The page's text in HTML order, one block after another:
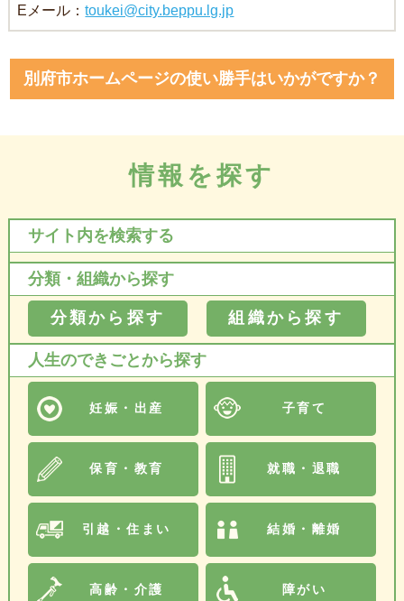
Eメール：toukei@city.beppu.lg.jp
別府市ホームページの使い勝手はいかがですか？
情報を探す
サイト内を検索する
分類・組織から探す
分類から探す 組織から探す
人生のできごとから探す
妊娠・出産 子育て
保育・教育 就職・退職
引越・住まい 結婚・離婚
高齢・介護 障がい